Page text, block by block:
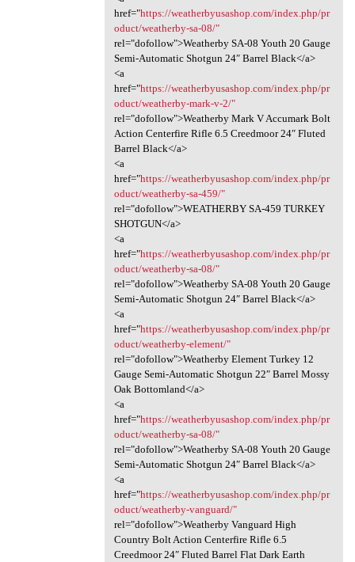
href="https://weatherbyusashop.com/index.php/pr
oduct/weatherby-sa-08/"
rel="dofollow">Weatherby SA-08 Youth 20 Gauge
Semi-Automatic Shotgun 24″ Barrel Black</a>
<a
href="https://weatherbyusashop.com/index.php/pr
oduct/weatherby-mark-v-2/"
rel="dofollow">Weatherby Mark V Accumark Bolt
Action Centerfire Rifle 6.5 Creedmoor 24″ Fluted
Barrel Black</a>
<a
href="https://weatherbyusashop.com/index.php/pr
oduct/weatherby-sa-459/"
rel="dofollow">WEATHERBY SA-459 TURKEY
SHOTGUN</a>
<a
href="https://weatherbyusashop.com/index.php/pr
oduct/weatherby-sa-08/"
rel="dofollow">Weatherby SA-08 Youth 20 Gauge
Semi-Automatic Shotgun 24″ Barrel Black</a>
<a
href="https://weatherbyusashop.com/index.php/pr
oduct/weatherby-element/"
rel="dofollow">Weatherby Element Turkey 12
Gauge Semi-Automatic Shotgun 22″ Barrel Mossy
Oak Bottomland</a>
<a
href="https://weatherbyusashop.com/index.php/pr
oduct/weatherby-sa-08/"
rel="dofollow">Weatherby SA-08 Youth 20 Gauge
Semi-Automatic Shotgun 24″ Barrel Black</a>
<a
href="https://weatherbyusashop.com/index.php/pr
oduct/weatherby-vanguard/"
rel="dofollow">Weatherby Vanguard High
Country Bolt Action Centerfire Rifle 6.5
Creedmoor 24″ Fluted Barrel Flat Dark Earth